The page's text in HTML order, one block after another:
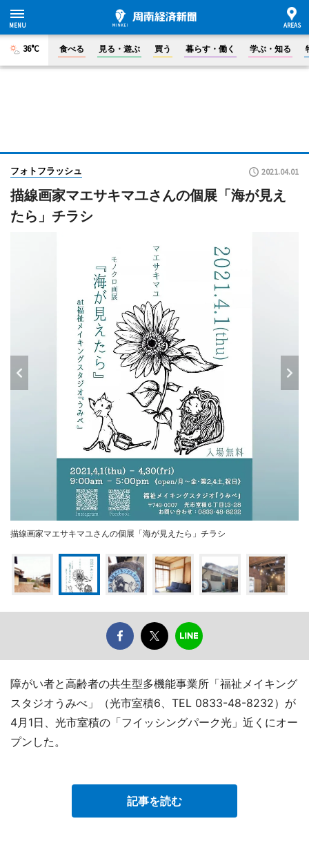
36°C 食べる 見る・遊ぶ 買う 暮らす・働く 学ぶ・知る
フォトフラッシュ 2021.04.01
描線画家マエサキマユさんの個展「海が見え
たら」チラシ
描線画家マエサキマユさんの個展「海が見えたら」チラシ
障がい者と高齢者の共生型多機能事業所「福祉メイキング
スタジオうみべ」（光市室積6、TEL 0833-48-8232）が
4月1日、光市室積の「フイッシングパーク光」近くにオー
プンした。
記事を読む